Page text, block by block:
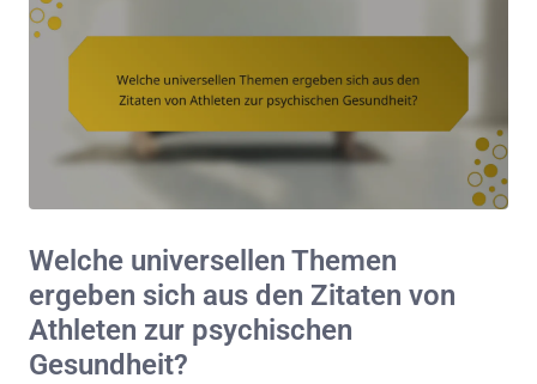
Welche universellen Themen
ergeben sich aus den Zitaten von
Athleten zur psychischen
Gesundheit?